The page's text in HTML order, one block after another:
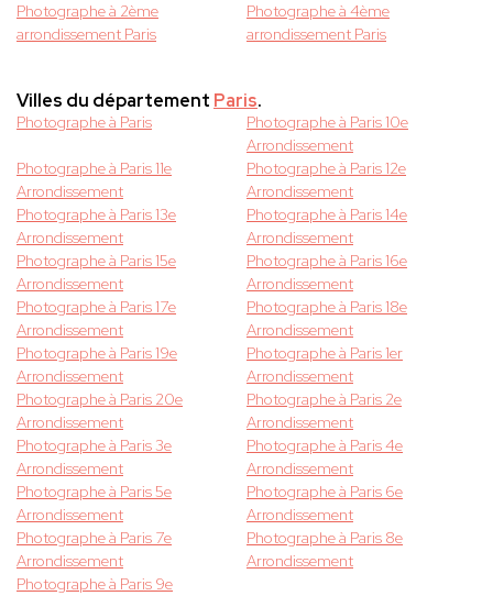
Photographe à 2ème
arrondissement Paris
Photographe à 4ème
arrondissement Paris
Villes du département Paris.
Photographe à Paris
Photographe à Paris 10e
Arrondissement
Photographe à Paris 11e
Arrondissement
Photographe à Paris 12e
Arrondissement
Photographe à Paris 13e
Arrondissement
Photographe à Paris 14e
Arrondissement
Photographe à Paris 15e
Arrondissement
Photographe à Paris 16e
Arrondissement
Photographe à Paris 17e
Arrondissement
Photographe à Paris 18e
Arrondissement
Photographe à Paris 19e
Arrondissement
Photographe à Paris 1er
Arrondissement
Photographe à Paris 20e
Arrondissement
Photographe à Paris 2e
Arrondissement
Photographe à Paris 3e
Arrondissement
Photographe à Paris 4e
Arrondissement
Photographe à Paris 5e
Arrondissement
Photographe à Paris 6e
Arrondissement
Photographe à Paris 7e
Arrondissement
Photographe à Paris 8e
Arrondissement
Photographe à Paris 9e